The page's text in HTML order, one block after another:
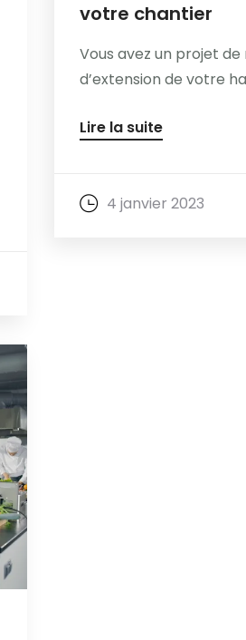
votre chantier
Vous avez un projet
d’extension de votre
Lire la suite
4 janvier 2023